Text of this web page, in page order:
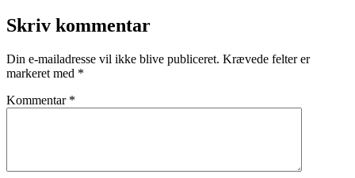
Skriv kommentar
Din e-mailadresse vil ikke blive publiceret. Krævede felter er
markeret med *
Kommentar *